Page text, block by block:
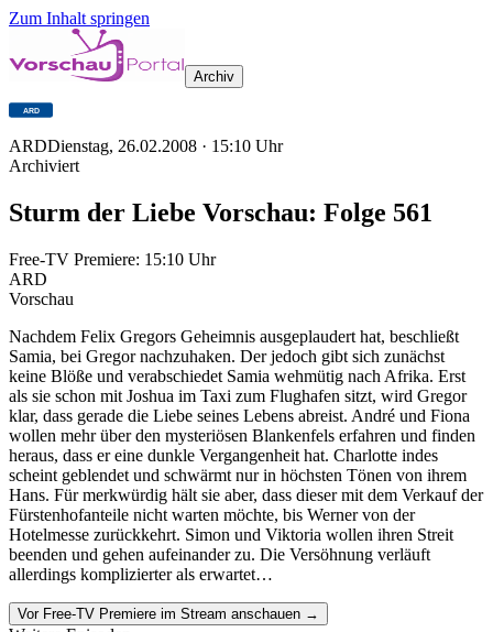
Zum Inhalt springen
Archiv
ARDDienstag, 26.02.2008 · 15:10 Uhr
Archiviert
Sturm der Liebe Vorschau: Folge 561
Free-TV Premiere: 15:10 Uhr
ARD
Vorschau
Nachdem Felix Gregors Geheimnis ausgeplaudert hat, beschließt
Samia, bei Gregor nachzuhaken. Der jedoch gibt sich zunächst
keine Blöße und verabschiedet Samia wehmütig nach Afrika. Erst
als sie schon mit Joshua im Taxi zum Flughafen sitzt, wird Gregor
klar, dass gerade die Liebe seines Lebens abreist. André und Fiona
wollen mehr über den mysteriösen Blankenfels erfahren und finden
heraus, dass er eine dunkle Vergangenheit hat. Charlotte indes
scheint geblendet und schwärmt nur in höchsten Tönen von ihrem
Hans. Für merkwürdig hält sie aber, dass dieser mit dem Verkauf der
Fürstenhofanteile nicht warten möchte, bis Werner von der
Hotelmesse zurückkehrt. Simon und Viktoria wollen ihren Streit
beenden und gehen aufeinander zu. Die Versöhnung verläuft
allerdings komplizierter als erwartet…
Vor Free-TV Premiere im Stream anschauen →